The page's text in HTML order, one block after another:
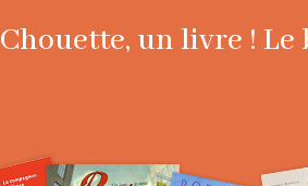
Chouette, un livre !